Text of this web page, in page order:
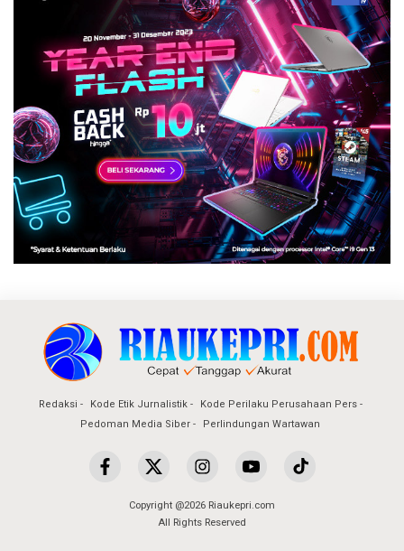
Redaksi Kode Etik Jurnalistik
Kode Perilaku Perusahaan Pers
Pedoman Media Siber
Perlindungan Wartawan
Copyright @2026 Riaukepri.com
All Rights Reserved